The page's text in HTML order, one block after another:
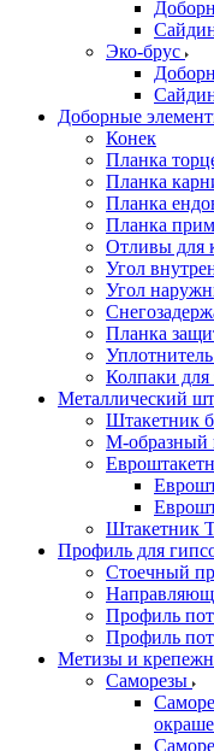
Эко-брус
Доборные
Конек
Планка
Планка
Планка
Планка
Отливы для
Угол
Угол
Планка
Колпаки для
Металлический
Штакетник
М-образный
Штакетник
Профиль для
Стоечный
Профиль
Профиль
Метизы и
Саморезы